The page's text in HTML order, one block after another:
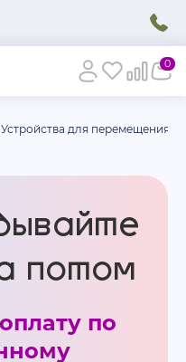
0
Устройства для перемещения
потом
по